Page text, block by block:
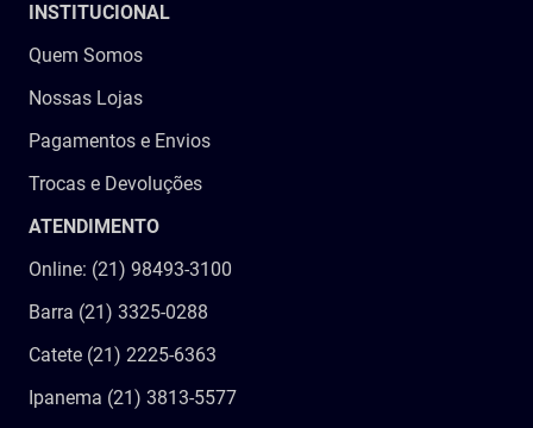
INSTITUCIONAL
Quem Somos
Nossas Lojas
Pagamentos e Envios
Trocas e Devoluções
ATENDIMENTO
Online: (21) 98493-3100
Barra (21) 3325-0288
Catete (21) 2225-6363
Ipanema (21) 3813-5577